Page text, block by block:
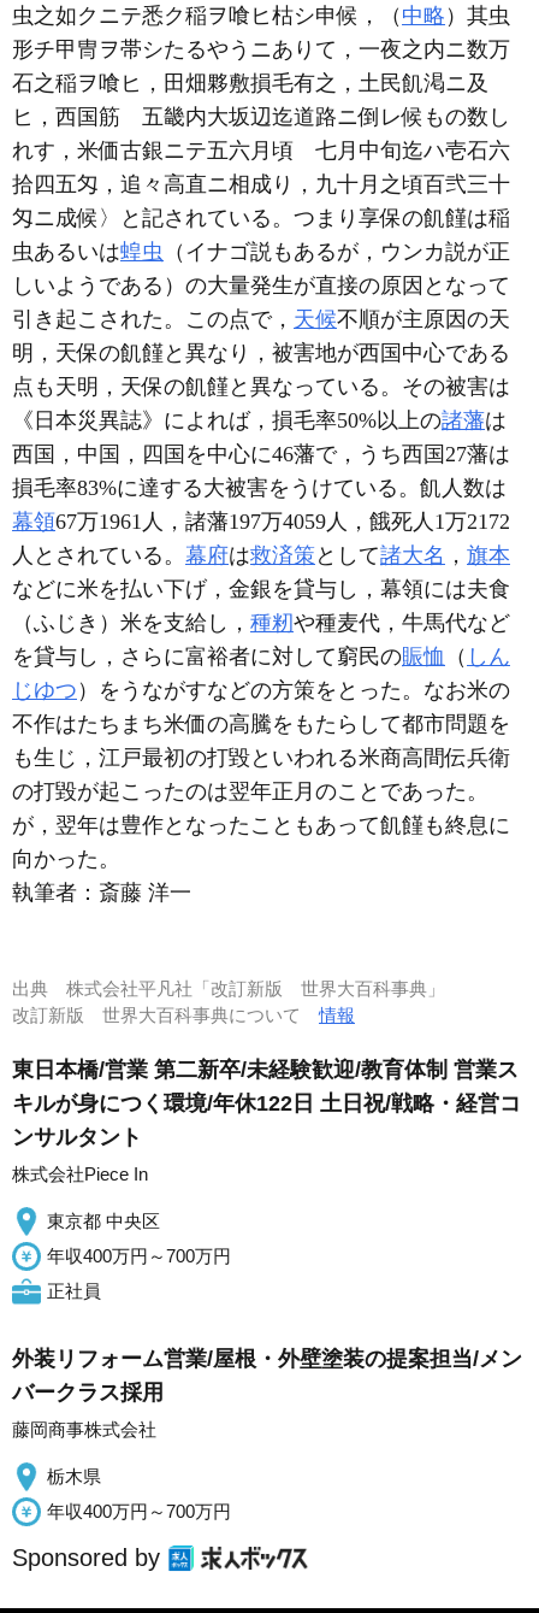
虫之如クニテ悉ク稲ヲ喰ヒ枯シ申候，（ 中略 ）其虫
形チ甲冑ヲ帯シたるやうニありて，一夜之内ニ数万
石之稲ヲ喰ヒ，田畑夥敷損毛有之，土民飢渇ニ及
ヒ，西国筋ゟ五畿内大坂辺迄道路ニ倒レ候もの数し
れす，米価古銀ニテ五六月頃ゟ七月中旬迄ハ壱石六
拾四五匁，追々高直ニ相成り，九十月之頃百弐三十
匁ニ成候〉と記されている。つまり享保の飢饉は稲
虫あるいは蝗虫 （イナゴ説もあるが，ウンカ説が正
しいようである）の大量発生が直接の原因となって
引き起こされた。この点で， 天候不順が主原因の天
明，天保の飢饉と異なり，被害地が西国中心である
点も天明，天保の飢饉と異なっている。その被害は
《日本災異誌》によれば，損毛率50%以上の諸藩は
西国，中国，四国を中心に46藩で，うち西国27藩は
損毛率83%に達する大被害をうけている。飢人数は
幕領67万1961人，諸藩197万4059人，餓死人1万2172
人とされている。 幕府は救済策として諸大名 ， 旗本
などに米を払い下げ，金銀を貸与し，幕領には夫食
（ふじき）米を支給し， 種籾や種麦代，牛馬代など
を貸与し，さらに富裕者に対して窮民の賑恤 （ しん
じゆつ ）をうながすなどの方策をとった。なお米の
不作はたちまち米価の高騰をもたらして都市問題を
も生じ，江戸最初の打毀といわれる米商高間伝兵衛
の打毀が起こったのは翌年正月のことであった。
が，翌年は豊作となったこともあって飢饉も終息に
向かった。
執筆者： 斎藤 洋一
出典 株式会社平凡社「改訂新版 世界大百科事典」
改訂新版 世界大百科事典について情報
東日本橋/営業 第二新卒/未経験歓迎/教育体制 営業ス
キルが身につく環境/年休122日 土日祝/戦略・経営コ
ンサルタント
株式会社Piece In
東京都 中央区
年収400万円～700万円
正社員
外装リフォーム営業/屋根・外壁塗装の提案担当/メン
バークラス採用
藤岡商事株式会社
栃木県
年収400万円～700万円
Sponsored by